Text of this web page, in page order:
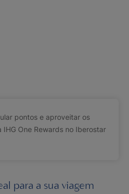
pontos e aproveitar os
One Rewards no Iberostar
para a sua viagem